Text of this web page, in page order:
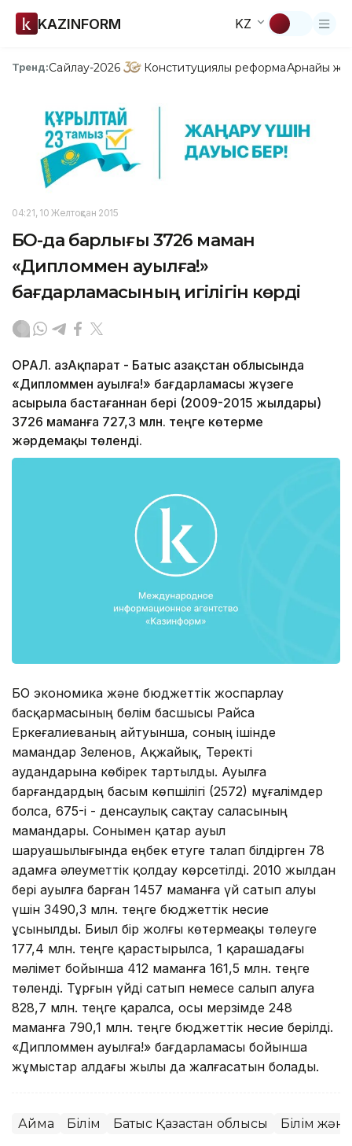
KAZINFORM KZ
Тренд:Сайлау-2026 Конституциялық реформаАрнайы
04:21, 10 Желтоқсан 2015
БҚО-да барлығы 3726 маман
«Дипломмен ауылға!»
бағдарламасының игілігін көрді
ОРАЛ. ҚазАқпарат - Батыс Қазақстан облысында
«Дипломмен ауылға!» бағдарламасы жүзеге
асырыла бастағаннан бері (2009-2015 жылдары)
3726 маманға 727,3 млн. теңге көтерме
жәрдемақы төленді.
БҚО экономика және бюджеттік жоспарлау
басқармасының бөлім басшысы Райса
Еркеғалиеваның айтуынша, соның ішінде
мамандар Зеленов, Ақжайық, Теректі
аудандарына көбірек тартылды. Ауылға
барғандардың басым көпшілігі (2572) мұғалімдер
болса, 675-і - денсаулық сақтау саласының
мамандары. Сонымен қатар ауыл
шаруашылығында еңбек етуге талап білдірген 78
адамға әлеуметтік қолдау көрсетілді. 2010 жылдан
бері ауылға барған 1457 маманға үй сатып алуы
үшін 3490,3 млн. теңге бюджеттік несие
ұсынылды. Биыл бір жолғы көтермеақы төлеуге
177,4 млн. теңге қарастырылса, 1 қарашадағы
мәлімет бойынша 412 маманға 161,5 млн. теңге
төленді. Тұрғын үйді сатып немесе салып алуға
828,7 млн. теңге қаралса, осы мерзімде 248
маманға 790,1 млн. теңге бюджеттік несие берілді.
«Дипломмен ауылға!» бағдарламасы бойынша
жұмыстар алдағы жылы да жалғасатын болады.
Аймақ Білім Батыс Қазақстан облысы Білім